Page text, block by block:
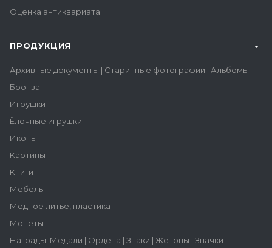
Оценка антиквариата
ПРОДУКЦИЯ
Архивные документы | Старинные фотографии | Альбомы
Бронза
Игрушки
Ёлочные игрушки
Иконы
Картины
Книги
Мебель
Медное литьё, пластика
Монеты
Награды: Медали | Ордена | Знаки | Жетоны | Значки